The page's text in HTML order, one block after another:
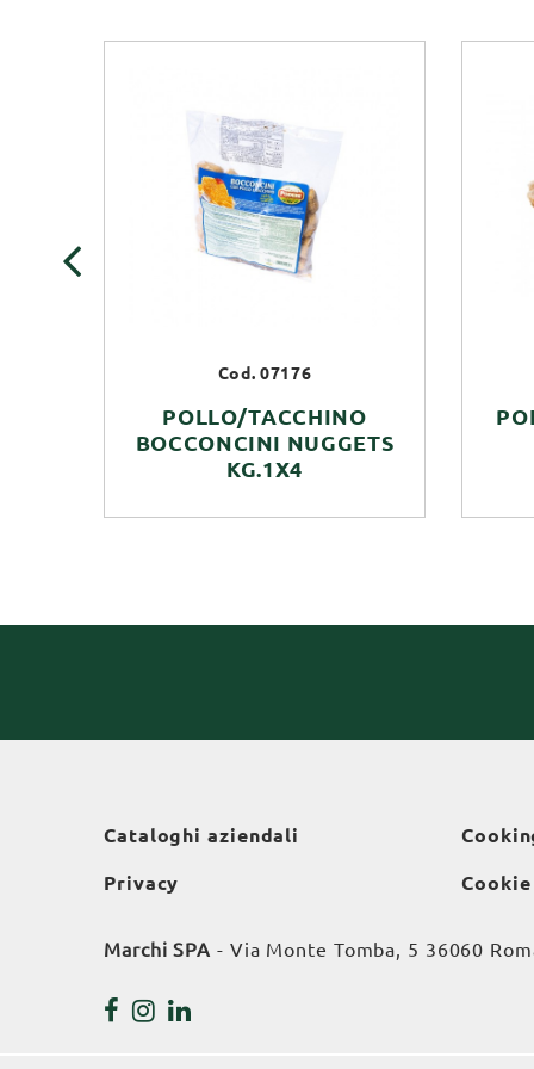
Cod. 07176
POLLO/TACCHINO
BOCCONCINI NUGGETS
KG.1X4
Cataloghi aziendali
Privacy
Marchi SPA - Via Monte Tomba, 5 36060